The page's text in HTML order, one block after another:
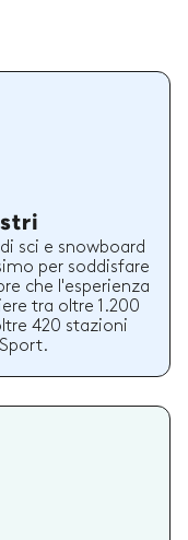
sci e snowboard
per soddisfare
che l'esperienza
tra oltre 1.200
420 stazioni